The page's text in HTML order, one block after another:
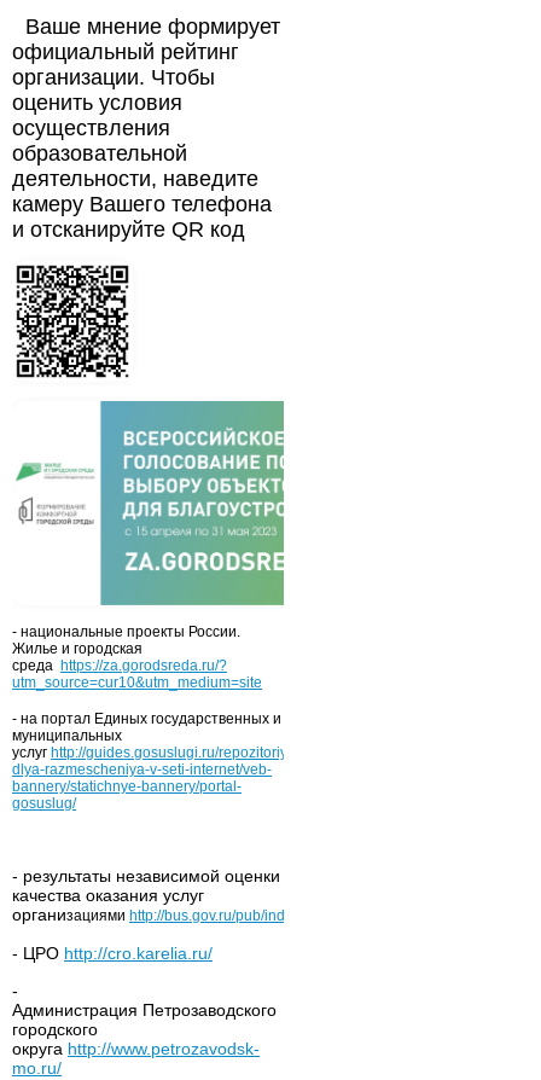
Ваше мнение формирует
официальный рейтинг
организации. Чтобы
оценить условия
осуществления
образовательной
деятельности, наведите
камеру Вашего телефона
и отсканируйте QR код
- национальные проекты России.
Жилье и городская
среда https://za.gorodsreda.ru/?
utm_source=cur10&utm_medium=site
- на портал Единых государственных и
муниципальных
услуг http://guides.gosuslugi.ru/repozitoriy/materialy-
dlya-razmescheniya-v-seti-internet/veb-
bannery/statichnye-bannery/portal-
gosuslug/
- результаты независимой оценки
качества оказания услуг
организациями http://bus.gov.ru/pub/independentRating/list
- ЦРО http://cro.karelia.ru/
-
Администрация Петрозаводского
городского
округа http://www.petrozavodsk-
mo.ru/